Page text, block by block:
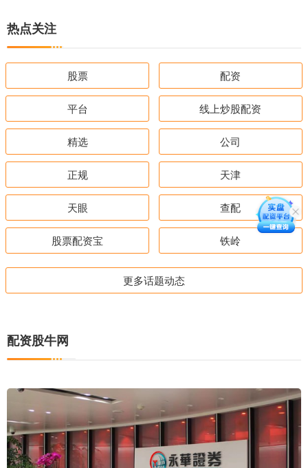
热点关注
股票 配资
平台 线上炒股配资
精选 公司
正规 天津
天眼 查配
股票配资宝 铁岭
更多话题动态
配资股牛网